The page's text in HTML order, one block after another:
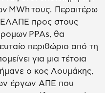
MWh τους. Περαιτέρω
ΕΛΑΠΕ προς στους
PPAs, θα
περιθώριο από τη
για μια τέτοια
ο κος Λουμάκης,
έργων ΑΠΕ που